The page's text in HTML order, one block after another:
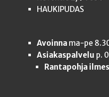
HAUKIPUDAS
Avoinnama-pe
Asiakaspalvelu p.
Rantapohja